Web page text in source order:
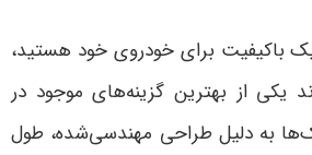
باکیفیت برای خودروی خود هستید،
یکی از بهترین گزینه‌های موجود در
به دلیل طراحی مهندسی‌شده، طول